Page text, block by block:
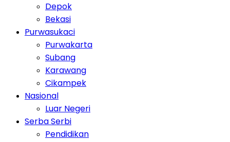
Depok
Bekasi
Purwasukaci
Purwakarta
Subang
Karawang
Cikampek
Nasional
Luar Negeri
Serba Serbi
Pendidikan